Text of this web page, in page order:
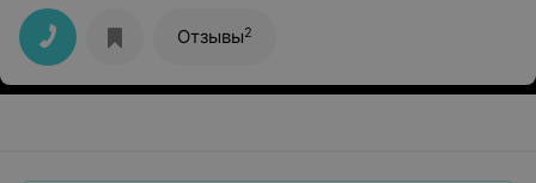
благодарность врачу терапевту Примак Ирине
Васильевне от своей бабушки Романовец Галины
Васильевны и от себя лично. Спасибо за
профессионализм, вовремя оказанное лечение,
корректное и внимательное отношение, за
Отзывы2